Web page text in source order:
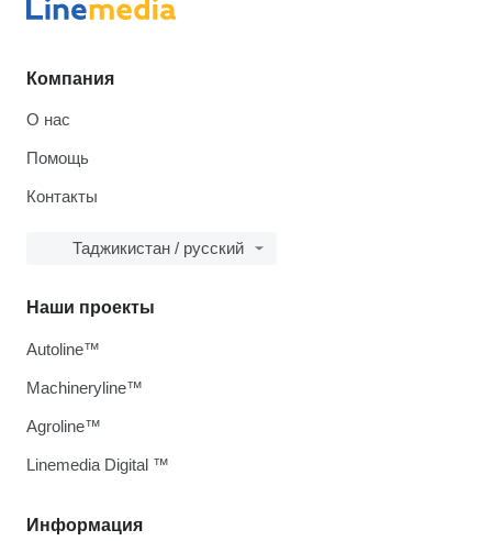
Компания
О нас
Помощь
Контакты
Таджикистан / русский
Информация
Наши проекты
Autoline™
Machineryline™
Agroline™
Linemedia Digital ™